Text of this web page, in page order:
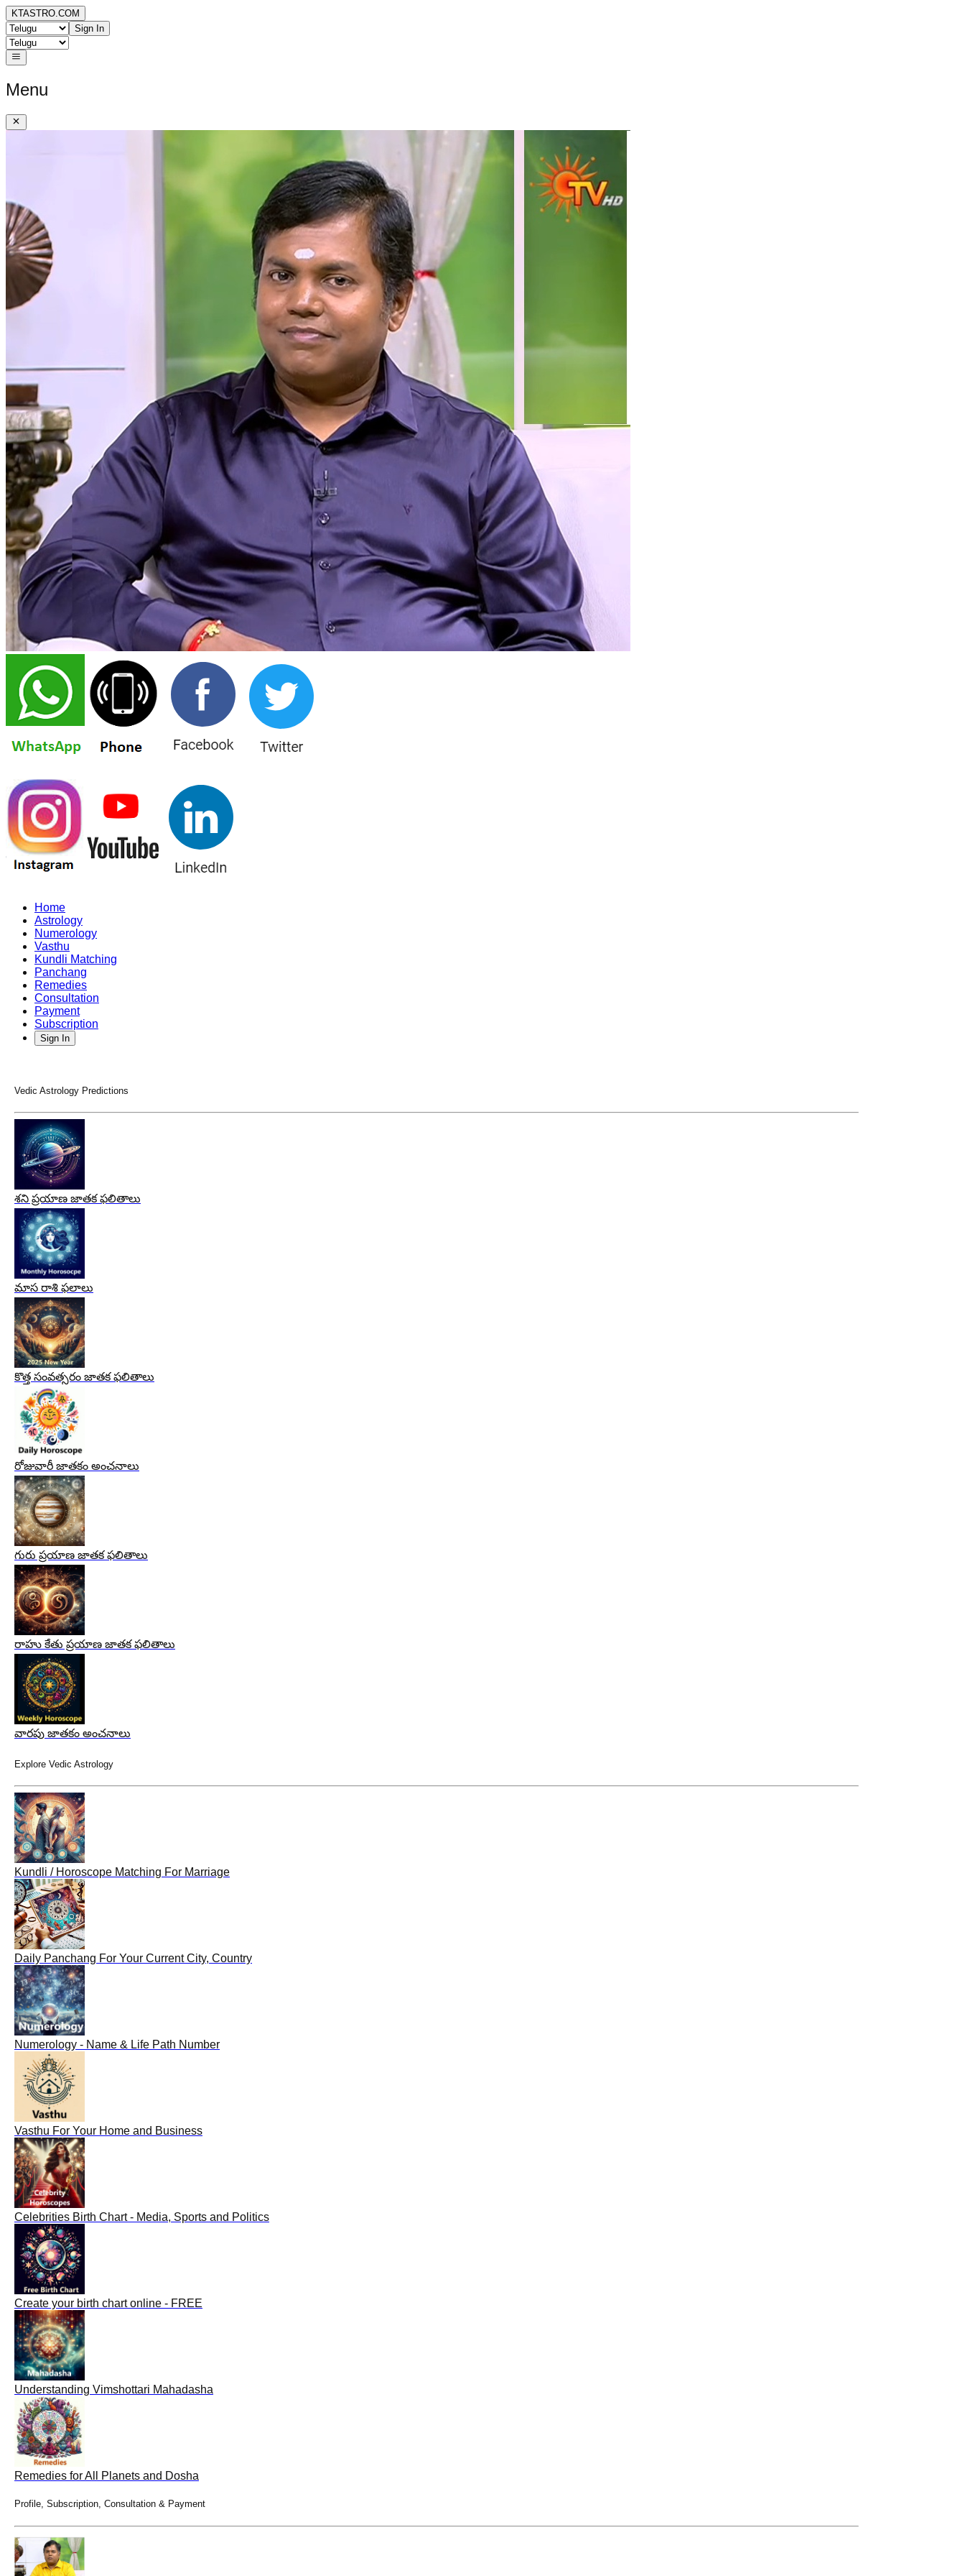
KTASTRO.COM
Sign In
Menu
Home
Astrology
Numerology
Vasthu
Kundli Matching
Panchang
Remedies
Consultation
Payment
Subscription
Sign In
Vedic Astrology Predictions
శని ప్రయాణ జాతక ఫలితాలు
మాస రాశి ఫలాలు
కొత్త సంవత్సరం జాతక ఫలితాలు
రోజువారీ జాతకం అంచనాలు
గురు ప్రయాణ జాతక ఫలితాలు
రాహు కేతు ప్రయాణ జాతక ఫలితాలు
వారపు జాతకం అంచనాలు
Explore Vedic Astrology
Kundli / Horoscope Matching For Marriage
Daily Panchang For Your Current City, Country
Numerology - Name & Life Path Number
Vasthu For Your Home and Business
Celebrities Birth Chart - Media, Sports and Politics
Create your birth chart online - FREE
Understanding Vimshottari Mahadasha
Remedies for All Planets and Dosha
Profile, Subscription, Consultation & Payment